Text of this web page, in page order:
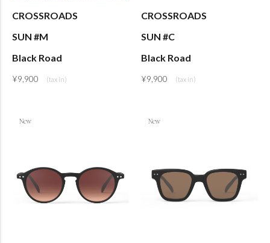
CROSSROADS
SUN #M
Black Road
¥9,900
CROSSROADS
SUN #C
Black Road
¥9,900